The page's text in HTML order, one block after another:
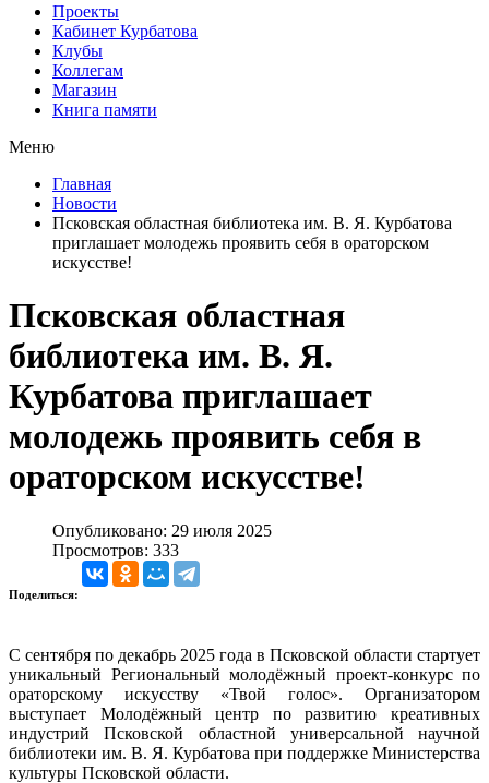
Проекты
Кабинет Курбатова
Клубы
Коллегам
Магазин
Книга памяти
Меню
Главная
Новости
Псковская областная библиотека им. В. Я. Курбатова
приглашает молодежь проявить себя в ораторском
искусстве!
Псковская областная
библиотека им. В. Я.
Курбатова приглашает
молодежь проявить себя в
ораторском искусстве!
Опубликовано: 29 июля 2025
Просмотров: 333
Поделиться:
С сентября по декабрь 2025 года в Псковской области стартует
уникальный Региональный молодёжный проект-конкурс по
ораторскому искусству «Твой голос». Организатором
выступает Молодёжный центр по развитию креативных
индустрий Псковской областной универсальной научной
библиотеки им. В. Я. Курбатова при поддержке Министерства
культуры Псковской области.